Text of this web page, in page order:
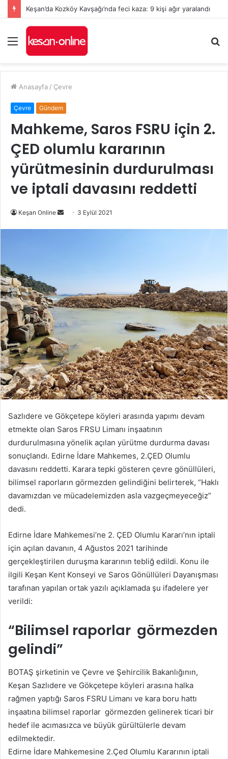
Keşan’da Kozköy Kavşağı’nda feci kaza: 9 kişi ağır yaralandı
Menü
...
Anasayfa / Çevre
Çevre Gündem
Mahkeme, Saros FSRU için 2.
ÇED olumlu kararının
yürütmesinin durdurulması
ve iptali davasını reddetti
Keşan Online
Bir
3 Eylül 2021
Sazlıdere ve Gökçetepe köyleri arasında yapımı devam
etmekte olan Saros FRSU Limanı inşaatının
durdurulmasına yönelik açılan yürütme durdurma davası
sonuçlandı. Edirne İdare Mahkemes, 2.ÇED Olumlu
davasını reddetti. Karara tepki gösteren çevre gönüllüleri,
bilimsel raporların görmezden gelindiğini belirterek, “Haklı
davamızdan ve mücadelemizden asla vazgeçmeyeceğiz”
dedi.
Edirne İdare Mahkemesi’ne 2. ÇED Olumlu Kararı’nın iptali
için açılan davanın, 4 Ağustos 2021 tarihinde
gerçekleştirilen duruşma kararının tebliğ edildi. Konu ile
ilgili Keşan Kent Konseyi ve Saros Gönüllüleri Dayanışması
tarafınan yapılan ortak yazılı açıklamada şu ifadelere yer
verildi:
“Bilimsel raporlar görmezden
gelindi”
BOTAŞ şirketinin ve Çevre ve Şehircilik Bakanlığının,
Keşan Sazlıdere ve Gökçetepe köyleri arasına halka
rağmen yaptığı Saros FSRU Limanı ve kara boru hattı
inşaatına bilimsel raporlar görmezden gelinerek ticari bir
hedef ile acımasızca ve büyük gürültülerle devam
edilmektedir.
Edirne İdare Mahkemesine 2.Çed Olumlu Kararının iptali